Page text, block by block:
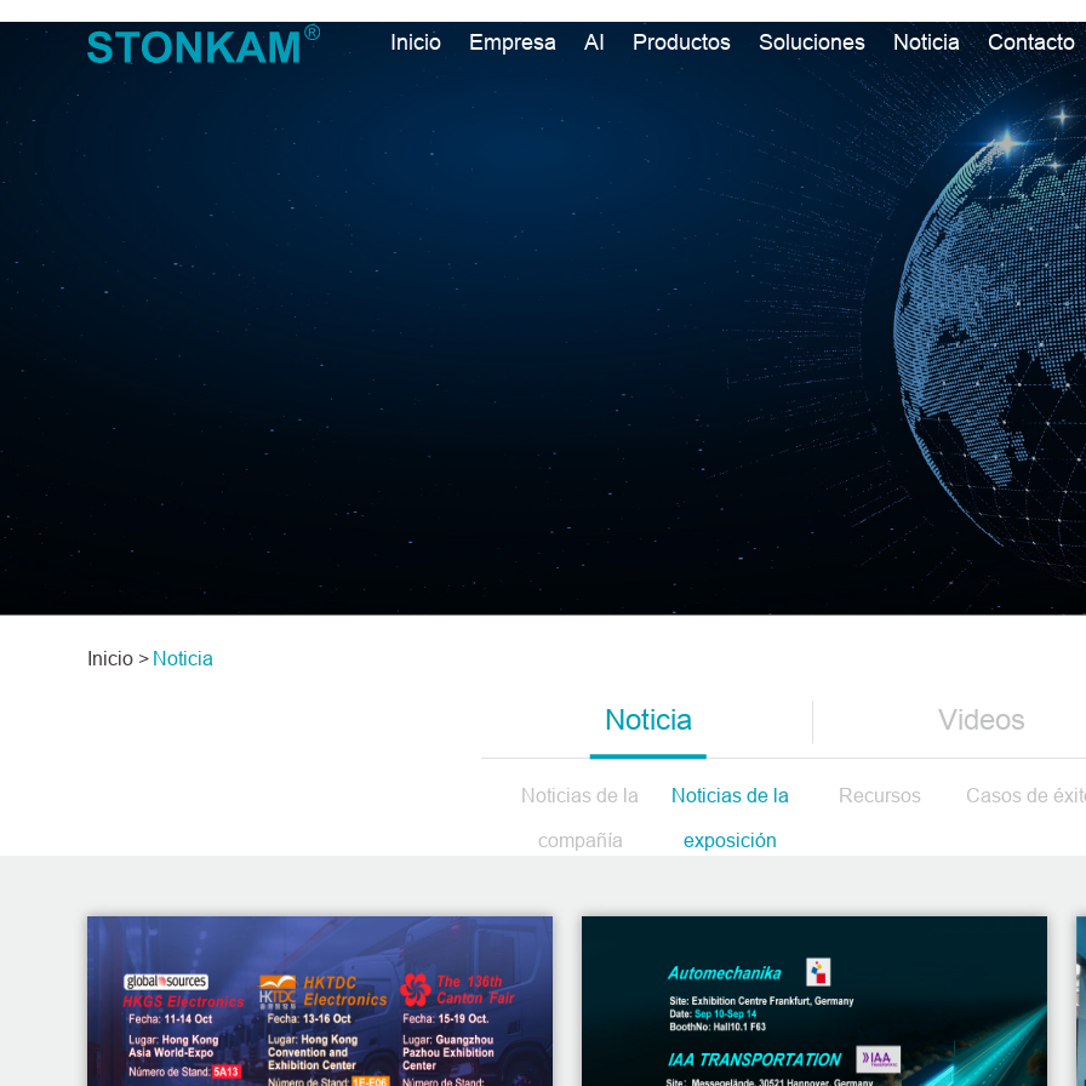
Inicio Empresa AI Productos Soluciones Noticia Contacto
Inicio > Noticia
Noticia
Noticias de la
compañía
Noticias de la
exposición
Recursos Casos de
Videos